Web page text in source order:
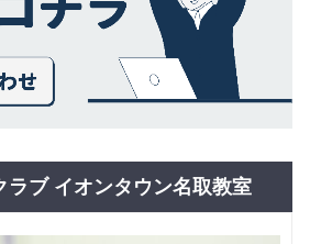
ラブ イオンタウン名取教室